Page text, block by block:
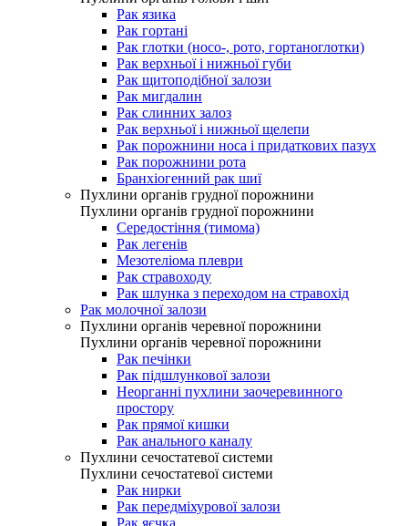
Рак язика
Рак гортані
Рак глотки (носо-, рото, гортаноглотки)
Рак верхньої і нижньої губи
Рак щитоподібної залози
Рак мигдалин
Рак слинних залоз
Рак верхньої і нижньої щелепи
Рак порожнини носа і придаткових пазух
Рак порожнини рота
Бранхіогенний рак шиї
Пухлини органів грудної порожнини
Пухлини органів грудної порожнини
Середостіння (тимома)
Рак легенів
Мезотеліома плеври
Рак стравоходу
Рак шлунка з переходом на стравохід
Рак молочної залози
Пухлини органів черевної порожнини
Пухлини органів черевної порожнини
Рак печінки
Рак підшлункової залози
Неорганні пухлини заочеревинного
простору
Рак прямої кишки
Рак анального каналу
Пухлини сечостатевої системи
Пухлини сечостатевої системи
Рак нирки
Рак передміхурової залози
Рак яєчка